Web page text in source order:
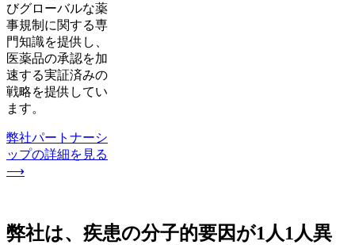
びグローバルな薬
事規制に関する専
門知識を提供し、
医薬品の承認を加
速する実証済みの
戦略を提供してい
ます。
弊社パートナーシ
ップの詳細を見る
⟶
弊社は、疾患の分子的要因が1人1人異